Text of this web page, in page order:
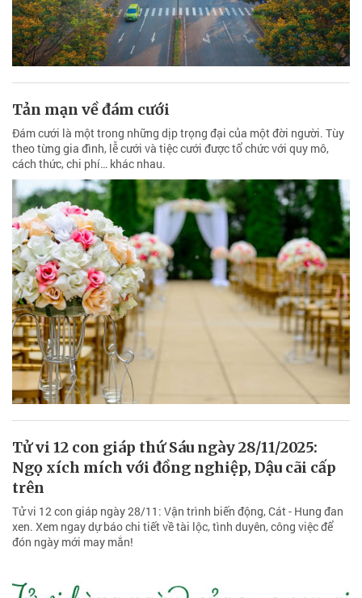
Tản mạn về đám cưới
Đám cưới là một trong những dịp trọng đại của một đời người. Tùy
theo từng gia đình, lễ cưới và tiệc cưới được tổ chức với quy mô,
cách thức, chi phí… khác nhau.
Tử vi 12 con giáp thứ Sáu ngày 28/11/2025:
Ngọ xích mích với đồng nghiệp, Dậu cãi cấp
trên
Tử vi 12 con giáp ngày 28/11: Vận trình biến động, Cát - Hung đan
xen. Xem ngay dự báo chi tiết về tài lộc, tình duyên, công việc để
đón ngày mới may mắn!